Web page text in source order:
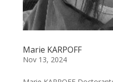
Marie KARPOFF
Nov 13, 2024